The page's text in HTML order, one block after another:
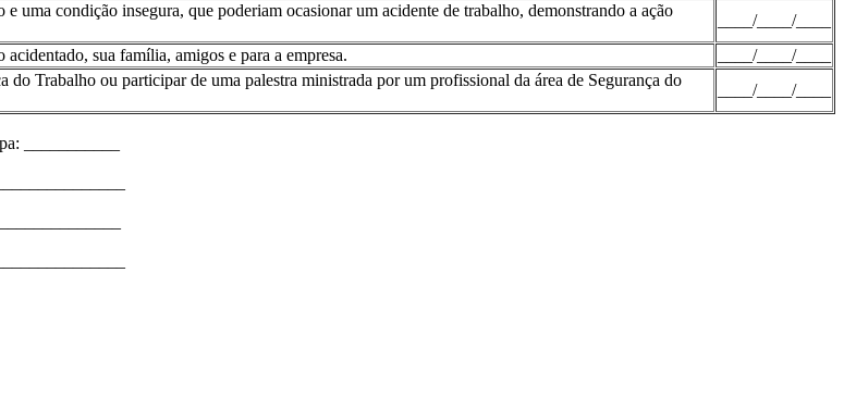
uma condição insegura, que poderiam ocasionar um acidente de trabalho, demonstrando a ação
____/____/____
sua família, amigos e para a empresa.
____/____/____
do Trabalho ou participar de uma palestra ministrada por um profissional da área de Segurança do
____/____/____
___________